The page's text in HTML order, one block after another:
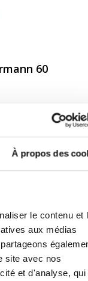
À propos des
le contenu et
aux médias
site avec nos
et d'analyse, qui
60